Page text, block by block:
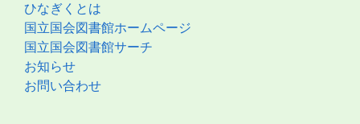
ひなぎくとは
国立国会図書館ホームページ
国立国会図書館サーチ
お知らせ
お問い合わせ